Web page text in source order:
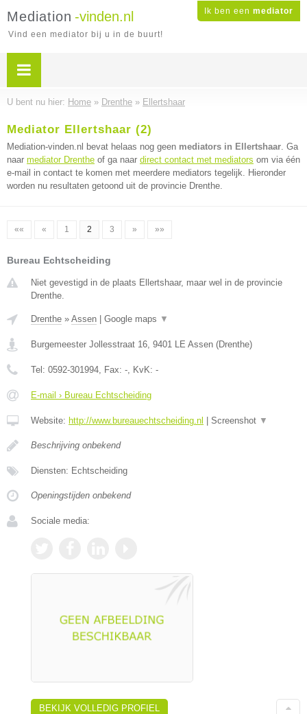
Ik ben een mediator
Mediation -vinden.nl
Vind een mediator bij u in de buurt!
U bent nu hier: Home » Drenthe » Ellertshaar
Mediator Ellertshaar (2)
Mediation-vinden.nl bevat helaas nog geen mediators in Ellertshaar. Ga
naar mediator Drenthe of ga naar direct contact met mediators om via één
e-mail in contact te komen met meerdere mediators tegelijk. Hieronder
worden nu resultaten getoond uit de provincie Drenthe.
«« « 1 2 3 » »»
Bureau Echtscheiding
Niet gevestigd in de plaats Ellertshaar, maar wel in de provincie
Drenthe.
Drenthe » Assen Google maps ▼
Burgemeester Jollesstraat 16, 9401 LE Assen (Drenthe)
Tel: 0592-301994, Fax: -, KvK: -
E-mail › Bureau Echtscheiding
Website: http://www.bureauechtscheiding.nl Screenshot ▼
Beschrijving onbekend
Diensten: Echtscheiding
Openingstijden onbekend
Sociale media:
BEKIJK VOLLEDIG PROFIEL